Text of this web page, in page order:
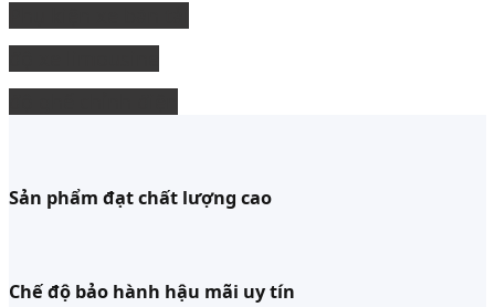
Sản phẩm đạt chất lượng cao
Chế độ bảo hành hậu mãi uy tín